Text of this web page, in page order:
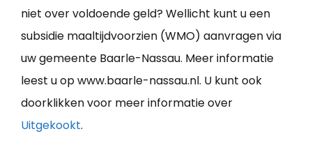
niet over voldoende geld? Wellicht kunt u een
subsidie maaltijdvoorzien (WMO) aanvragen via
uw gemeente Baarle-Nassau. Meer informatie
leest u op www.baarle-nassau.nl. U kunt ook
doorklikken voor meer informatie over
Uitgekookt.